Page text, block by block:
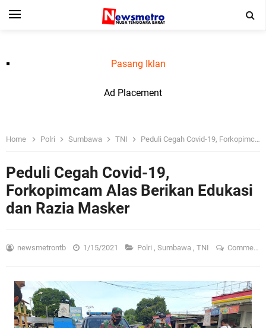
Pasang Iklan
Ad Placement
Home Polri Sumbawa TNI Peduli Cegah Covid-19, Forkopimcam Alas Berikan Edukasi dan Razia Masker
Peduli Cegah Covid-19,
Forkopimcam Alas Berikan Edukasi
dan Razia Masker
newsmetrontb 1/15/2021 Polri , Sumbawa , TNI Comment